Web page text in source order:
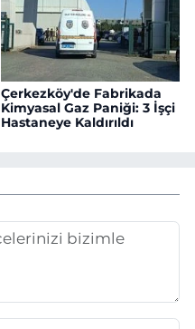
Çerkezköy'de Fabrikada
Kimyasal Gaz Paniği: 3 İşçi
Hastaneye Kaldırıldı